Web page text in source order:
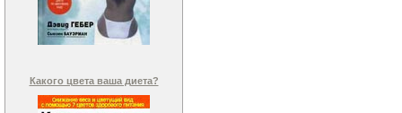
Какого цвета ваша диета?